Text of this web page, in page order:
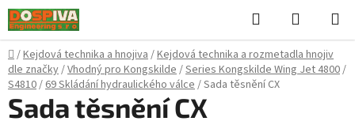
Přejít
na
obsah
Hledat
KOŠÍK
Domů
/Kejdová technika a hnojiva/Kejdová technika a rozmetadla hnojiv
dle značky/Vhodný pro Kongskilde/Series Kongskilde Wing Jet 4800/
S4810/69 Skládání hydraulického válce/Sada těsnění CX
Sada těsnění CX